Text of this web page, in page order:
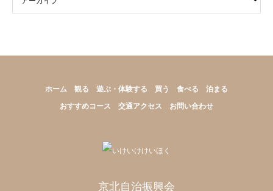
ホーム 観る 遊ぶ・体験する 買う 食べる
泊まる
おすすめコース
交通アクセス お問い合わせ
京北自治振興会